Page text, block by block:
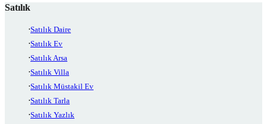
Satılık
Satılık Daire
Satılık Ev
Satılık Arsa
Satılık Villa
Satılık Müstakil Ev
Satılık Tarla
Satılık Yazlık